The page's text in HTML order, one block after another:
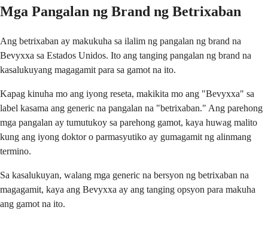
Mga Pangalan ng Brand ng Betrixaban
Ang betrixaban ay makukuha sa ilalim ng pangalan ng brand na
Bevyxxa sa Estados Unidos. Ito ang tanging pangalan ng brand na
kasalukuyang magagamit para sa gamot na ito.
Kapag kinuha mo ang iyong reseta, makikita mo ang "Bevyxxa" sa
label kasama ang generic na pangalan na "betrixaban." Ang parehong
mga pangalan ay tumutukoy sa parehong gamot, kaya huwag malito
kung ang iyong doktor o parmasyutiko ay gumagamit ng alinmang
termino.
Sa kasalukuyan, walang mga generic na bersyon ng betrixaban na
magagamit, kaya ang Bevyxxa ay ang tanging opsyon para makuha
ang gamot na ito.